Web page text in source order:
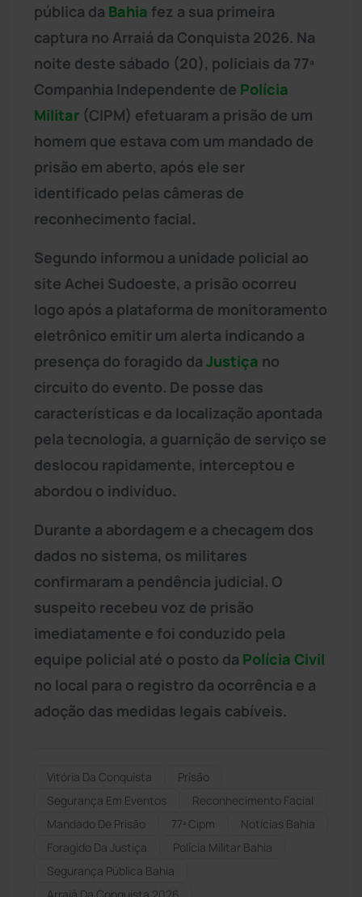
pública da Bahia fez a sua primeira
captura no Arraiá da Conquista 2026. Na
noite deste sábado (20), policiais da 77ª
Companhia Independente de Polícia
Militar (CIPM) efetuaram a prisão de um
homem que estava com um mandado de
prisão em aberto, após ele ser
identificado pelas câmeras de
reconhecimento facial.
Segundo informou a unidade policial ao
site Achei Sudoeste, a prisão ocorreu
logo após a plataforma de monitoramento
eletrônico emitir um alerta indicando a
presença do foragido da Justiça no
circuito do evento. De posse das
características e da localização apontada
pela tecnologia, a guarnição de serviço se
deslocou rapidamente, interceptou e
abordou o indivíduo.
Durante a abordagem e a checagem dos
dados no sistema, os militares
confirmaram a pendência judicial. O
suspeito recebeu voz de prisão
imediatamente e foi conduzido pela
equipe policial até o posto da Polícia Civil
no local para o registro da ocorrência e a
adoção das medidas legais cabíveis.
Vitória Da Conquista
Prisão
Segurança Em Eventos
Reconhecimento Facial
Mandado De Prisão
77ª Cipm
Notícias Bahia
Foragido Da Justiça
Polícia Militar Bahia
Segurança Pública Bahia
Arraiá Da Conquista 2026